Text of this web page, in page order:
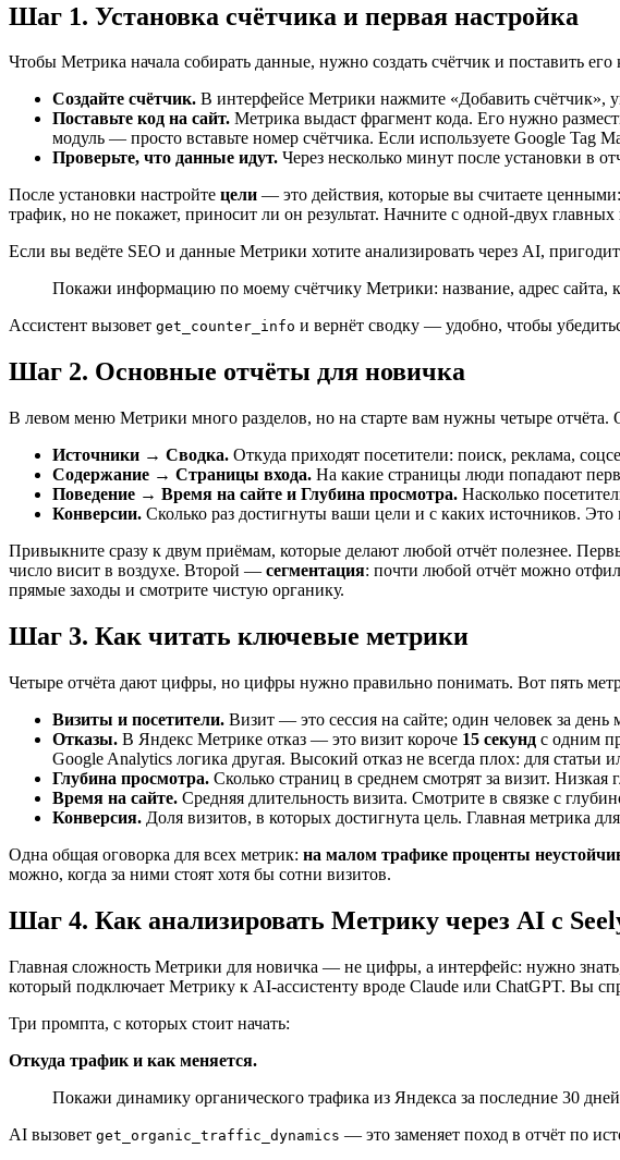
Шаг 1. Установка счётчика и первая настройка
Чтобы Метрика начала собирать данные, нужно создать счётчик и поставить его
Создайте счётчик. В интерфейсе Метрики нажмите «Добавить счётчик»,
Поставьте код на сайт. Метрика выдаст фрагмент кода. Его нужно
модуль — просто вставьте номер счётчика. Если используете Google Tag
Проверьте, что данные идут. Через несколько минут после установки в
После установки настройте цели — это действия, которые вы считаете
трафик, но не покажет, приносит ли он результат. Начните с одной-двух
Если вы ведёте SEO и данные Метрики хотите анализировать через AI,
Покажи информацию по моему счётчику Метрики: название, адрес сайта,
Ассистент вызовет get_counter_info и вернёт сводку — удобно, чтобы
Шаг 2. Основные отчёты для новичка
В левом меню Метрики много разделов, но на старте вам нужны четыре отчёта.
Источники → Сводка. Откуда приходят посетители: поиск, реклама,
Содержание → Страницы входа. На какие страницы люди попадают
Поведение → Время на сайте и Глубина просмотра. Насколько
Конверсии. Сколько раз достигнуты ваши цели и с каких источников. Это
Привыкните сразу к двум приёмам, которые делают любой отчёт полезнее.
число висит в воздухе. Второй — сегментация: почти любой отчёт можно
прямые заходы и смотрите чистую органику.
Шаг 3. Как читать ключевые метрики
Четыре отчёта дают цифры, но цифры нужно правильно понимать. Вот пять
Визиты и посетители. Визит — это сессия на сайте; один человек за
Отказы. В Яндекс Метрике отказ — это визит короче 15 секунд с одним
Google Analytics логика другая. Высокий отказ не всегда плох: для статьи
Глубина просмотра. Сколько страниц в среднем смотрят за визит.
Время на сайте. Средняя длительность визита. Смотрите в связке с
Конверсия. Доля визитов, в которых достигнута цель. Главная метрика
Одна общая оговорка для всех метрик: на малом трафике проценты
можно, когда за ними стоят хотя бы сотни визитов.
Шаг 4. Как анализировать Метрику через AI с
Главная сложность Метрики для новичка — не цифры, а интерфейс: нужно
который подключает Метрику к AI-ассистенту вроде Claude или ChatGPT. Вы
Три промпта, с которых стоит начать:
Откуда трафик и как меняется.
Покажи динамику органического трафика из Яндекса за последние 30
AI вызовет get_organic_traffic_dynamics — это заменяет поход в отчёт по